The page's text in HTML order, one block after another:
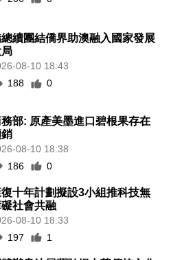
續團結僑界助澳融入國家發展
08-10 18:43
188
0
部: 原產美墨進口碧根果存在
08-10 18:38
186
0
復十年計劃擬設3小組推科技無
礙社會共融
08-10 18:33
197
1